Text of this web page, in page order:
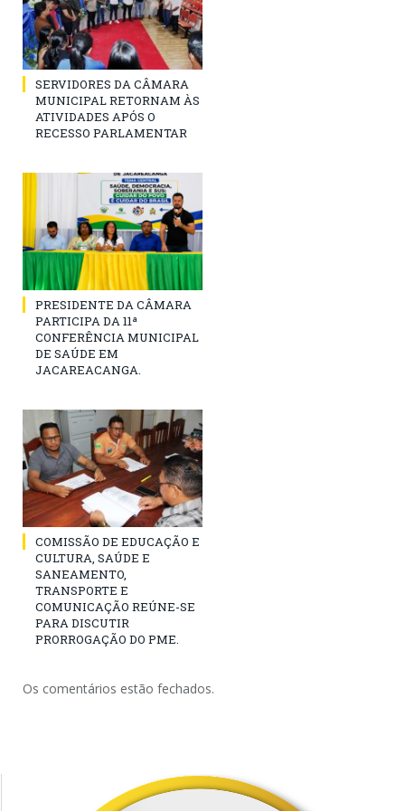
SERVIDORES DA CÂMARA
MUNICIPAL RETORNAM ÀS
ATIVIDADES APÓS O
RECESSO PARLAMENTAR
PRESIDENTE DA CÂMARA
PARTICIPA DA 11ª
CONFERÊNCIA MUNICIPAL
DE SAÚDE EM
JACAREACANGA.
COMISSÃO DE EDUCAÇÃO E
CULTURA, SAÚDE E
SANEAMENTO,
TRANSPORTE E
COMUNICAÇÃO REÚNE-SE
PARA DISCUTIR
PRORROGAÇÃO DO PME.
Os comentários estão fechados.